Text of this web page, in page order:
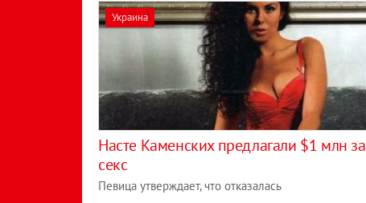
Украина
Насте Каменских предлагали $1 млн за
секс
Певица утверждает, что отказалась